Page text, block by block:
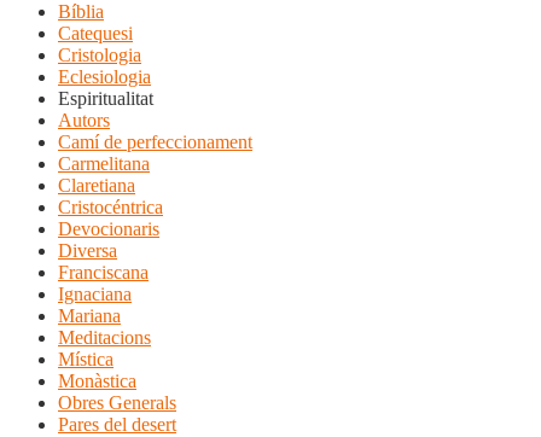
Bíblia
Catequesi
Cristologia
Eclesiologia
Espiritualitat
Autors
Camí de perfeccionament
Carmelitana
Claretiana
Cristocéntrica
Devocionaris
Diversa
Franciscana
Ignaciana
Mariana
Meditacions
Mística
Monàstica
Obres Generals
Pares del desert